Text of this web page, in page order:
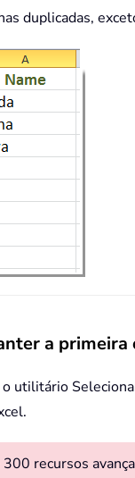
duplicadas,
a
utilitário
recursos